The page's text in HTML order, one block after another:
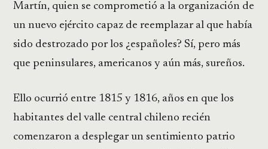
Martín, quien se comprometió a la organización de
un nuevo ejército capaz de reemplazar al que había
sido destrozado por los ¿españoles? Sí, pero más
que peninsulares, americanos y aún más, sureños.
Ello ocurrió entre 1815 y 1816, años en que los
habitantes del valle central chileno recién
comenzaron a desplegar un sentimiento patrio